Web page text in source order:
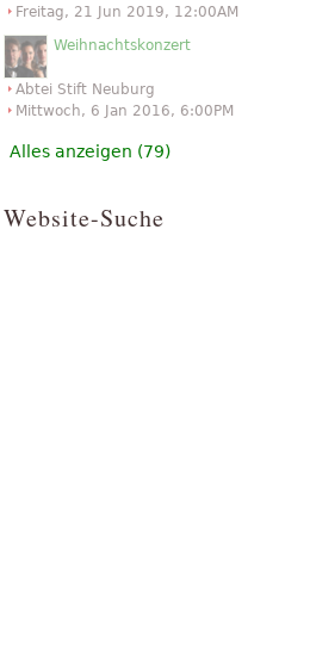
Freitag, 21 Jun 2019, 12:00AM
Weihnachtskonzert
Abtei Stift Neuburg
Mittwoch, 6 Jan 2016, 6:00PM
Alles anzeigen (79)
Website-Suche